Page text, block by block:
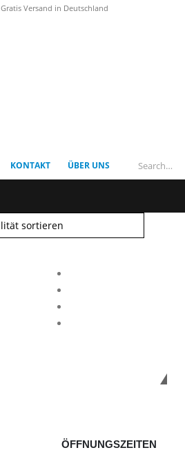
Gratis Versand in Deutschland
KONTAKT ÜBER UNS
ÖFFNUNGSZEITEN